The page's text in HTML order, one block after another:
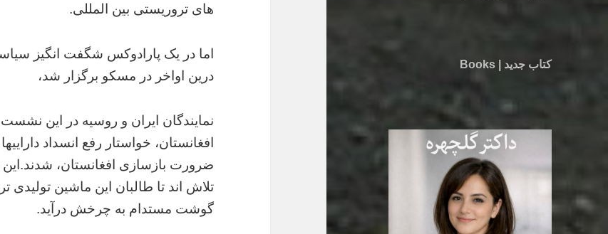
کتاب جدید | Books
های تروریستی بین المللی.
اما در یک پارادوکس شگفت انگیز
درین اواخر در مسکو برگزار شد،
نمایندگان ایران و روسیه در این
افغانستان، خواستار رفع انسداد
ضرورت بازسازی افغانستان،
تلاش اند تا طالبان این ماشین
گوشت مستدام به چرخش درآید.